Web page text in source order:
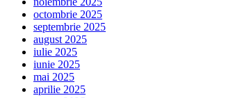
octombrie 2025
septembrie 2025
august 2025
iulie 2025
iunie 2025
mai 2025
aprilie 2025